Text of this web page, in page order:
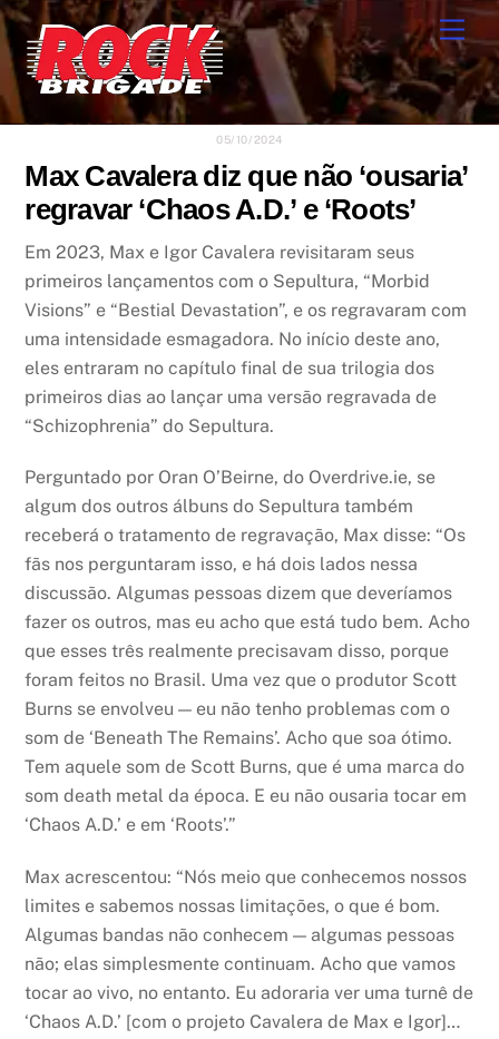
Skip
to
content
05/10/2024
Max Cavalera diz que não ‘ousaria’
regravar ‘Chaos A.D.’ e ‘Roots’
Em 2023, Max e Igor Cavalera revisitaram seus
primeiros lançamentos com o Sepultura, “Morbid
Visions” e “Bestial Devastation”, e os regravaram com
uma intensidade esmagadora. No início deste ano,
eles entraram no capítulo final de sua trilogia dos
primeiros dias ao lançar uma versão regravada de
“Schizophrenia” do Sepultura.
Perguntado por Oran O’Beirne, do Overdrive.ie, se
algum dos outros álbuns do Sepultura também
receberá o tratamento de regravação, Max disse: “Os
fãs nos perguntaram isso, e há dois lados nessa
discussão. Algumas pessoas dizem que deveríamos
fazer os outros, mas eu acho que está tudo bem. Acho
que esses três realmente precisavam disso, porque
foram feitos no Brasil. Uma vez que o produtor Scott
Burns se envolveu — eu não tenho problemas com o
som de ‘Beneath The Remains’. Acho que soa ótimo.
Tem aquele som de Scott Burns, que é uma marca do
som death metal da época. E eu não ousaria tocar em
‘Chaos A.D.’ e em ‘Roots’.”
Max acrescentou: “Nós meio que conhecemos nossos
limites e sabemos nossas limitações, o que é bom.
Algumas bandas não conhecem — algumas pessoas
não; elas simplesmente continuam. Acho que vamos
tocar ao vivo, no entanto. Eu adoraria ver uma turnê de
‘Chaos A.D.’ [com o projeto Cavalera de Max e Igor]…